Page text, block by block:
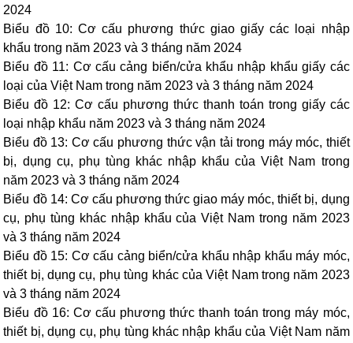
2024
Biểu đồ 10: Cơ cấu phương thức giao giấy các loại nhập
khẩu trong năm 2023 và 3 tháng năm 2024
Biểu đồ 11: Cơ cấu cảng biển/cửa khẩu nhập khẩu giấy các
loại của Việt Nam trong năm 2023 và 3 tháng năm 2024
Biểu đồ 12: Cơ cấu phương thức thanh toán trong giấy các
loại nhập khẩu năm 2023 và 3 tháng năm 2024
Biểu đồ 13: Cơ cấu phương thức vận tải trong máy móc, thiết
bị, dụng cụ, phụ tùng khác nhập khẩu của Việt Nam trong
năm 2023 và 3 tháng năm 2024
Biểu đồ 14: Cơ cấu phương thức giao máy móc, thiết bị, dụng
cụ, phụ tùng khác nhập khẩu của Việt Nam trong năm 2023
và 3 tháng năm 2024
Biểu đồ 15: Cơ cấu cảng biển/cửa khẩu nhập khẩu máy móc,
thiết bị, dụng cụ, phụ tùng khác của Việt Nam trong năm 2023
và 3 tháng năm 2024
Biểu đồ 16: Cơ cấu phương thức thanh toán trong máy móc,
thiết bị, dụng cụ, phụ tùng khác nhập khẩu của Việt Nam năm